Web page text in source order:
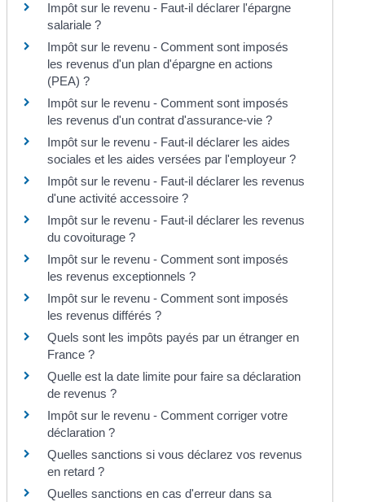
Impôt sur le revenu - Faut-il déclarer l'épargne
salariale ?
Impôt sur le revenu - Comment sont imposés
les revenus d'un plan d'épargne en actions
(PEA) ?
Impôt sur le revenu - Comment sont imposés
les revenus d'un contrat d'assurance-vie ?
Impôt sur le revenu - Faut-il déclarer les aides
sociales et les aides versées par l'employeur ?
Impôt sur le revenu - Faut-il déclarer les revenus
d'une activité accessoire ?
Impôt sur le revenu - Faut-il déclarer les revenus
du covoiturage ?
Impôt sur le revenu - Comment sont imposés
les revenus exceptionnels ?
Impôt sur le revenu - Comment sont imposés
les revenus différés ?
Quels sont les impôts payés par un étranger en
France ?
Quelle est la date limite pour faire sa déclaration
de revenus ?
Impôt sur le revenu - Comment corriger votre
déclaration ?
Quelles sanctions si vous déclarez vos revenus
en retard ?
Quelles sanctions en cas d'erreur dans sa